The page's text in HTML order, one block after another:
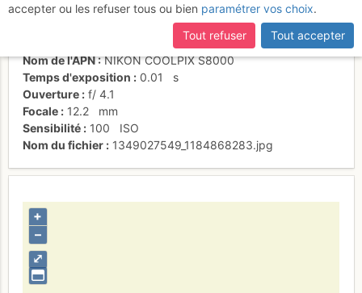
Contributeur
n1n1
individuel (CC by-nc-nd)
Nom de l'APN
NIKON COOLPIX S8000
Temps d'exposition
0.01
s
Ouverture
f/ 4.1
Focale
12.2
mm
Sensibilité
100
ISO
Nom du fichier
1349027549_1184868283.jpg
⤢
+
–
accepter ou les refuser tous ou bien paramétrer vos choix.
Tout refuser
Tout accepter